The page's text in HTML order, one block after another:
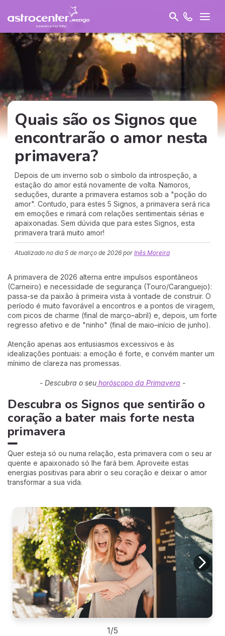
Quais são os Signos que
encontrarão o amor nesta
primavera?
Depois de um inverno sob o símbolo da introspeção, a
estação do amor está novamente de volta. Namoros,
seduções, durante a primavera estamos sob a "poção do
amor". Contudo, para estes 5 Signos, a primavera será rica
em emoções e rimará com relações sentimentais sérias e
apaixonadas. Sem dúvida que para estes Signos, esta
primavera trará muito amor!
Atualizado no dia 5 de março de 2026 por Inês Moreira
A primavera de 2026 alterna entre impulsos espontâneos
(Carneiro) e necessidade de segurança (Touro/Caranguejo):
passa-se da paixão à primeira vista à vontade de construir. O
período é muito favorável a encontros e a pontos de viragem,
com picos de charme (final de março–abril) e, depois, um forte
regresso afetivo e de "ninho" (final de maio–início de junho).
Atenção apenas aos entusiasmos excessivos e às
idealizações pontuais: a emoção é forte, e convém manter um
mínimo de clareza nas promessas.
- Descubra o seu horóscopo da Primavera -
Descubra os Signos que sentirão o
coração a bater mais forte nesta
primavera
Quer esteja só ou numa relação, esta primavera com o seu ar
quente e apaixonado só lhe fará bem. Aproveite estas
energias positivas para abrir o seu coração e deixar o amor
transformar a sua vida.
1/5